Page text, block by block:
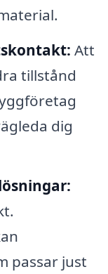
Att
tillstånd
dig
passar just